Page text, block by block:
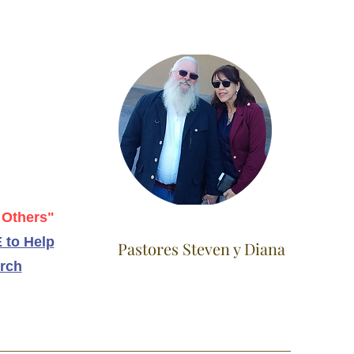
to Help
Pastores Steven y Diana